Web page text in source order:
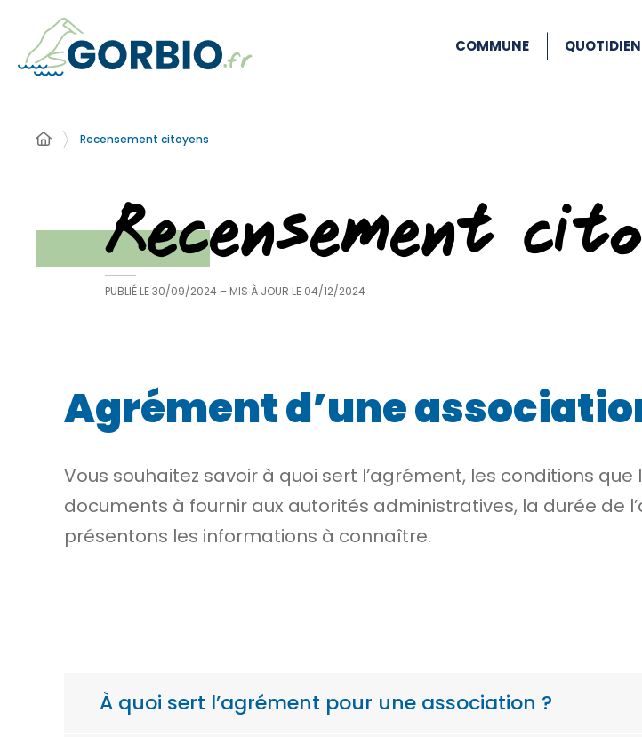
COMMUNE QUOTIDIEN
Recensement citoyens
Recensement
PUBLIÉ LE30/09/2024 – MIS À JOUR LE 04/12/2024
Agrément d’une
Vous souhaitez savoir à quoi sert l’agrément, les conditions
documents à fournir aux autorités administratives, la durée de
présentons les informations à connaître.
À quoi sert l’agrément pour une association ?